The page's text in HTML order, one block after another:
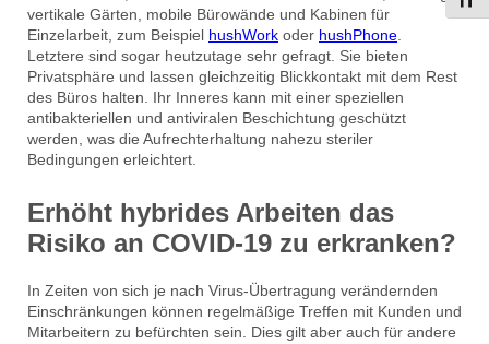
vertikale Gärten, mobile Bürowände und Kabinen für
Einzelarbeit, zum Beispiel hushWork oder hushPhone
Letztere sind sogar heutzutage sehr gefragt. Sie bieten
Privatsphäre und lassen gleichzeitig Blickkontakt mit dem Rest
des Büros halten. Ihr Inneres kann mit einer speziellen
antibakteriellen und antiviralen Beschichtung geschützt
werden, was die Aufrechterhaltung nahezu steriler
Bedingungen erleichtert.
Erhöht hybrides Arbeiten das
Risiko an COVID-19 zu erkranken?
In Zeiten von sich je nach Virus-Übertragung verändernden
Einschränkungen können regelmäßige Treffen mit Kunden und
Mitarbeitern zu befürchten sein. Dies gilt aber auch für andere